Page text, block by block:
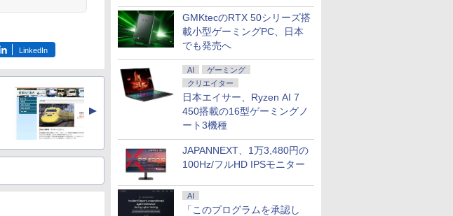
Z5」
GMKtecのRTX 50シリーズ搭
載小型ゲーミングPC、日本
でも発売へ
AI
ゲーミング
クリエイター
日本エイサー、Ryzen AI 7
450搭載の16型ゲーミングノ
ート3機種
JAPANNEXT、1万3,480円の
100Hz/フルHD IPSモニター
AI
「このプログラムを承認し
LinkedIn
▲